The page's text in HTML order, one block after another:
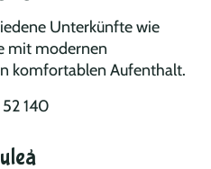
Unterkünfte wie
mit modernen
komfortablen Aufenthalt.
140